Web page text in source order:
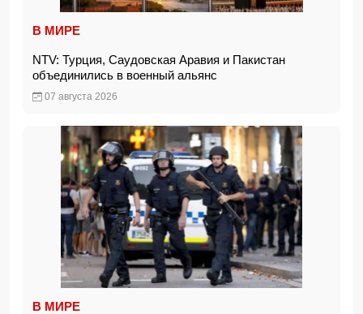
В МИРЕ
NTV: Турция, Саудовская Аравия и Пакистан
объединились в военный альянс
07 августа 2026
В МИРЕ